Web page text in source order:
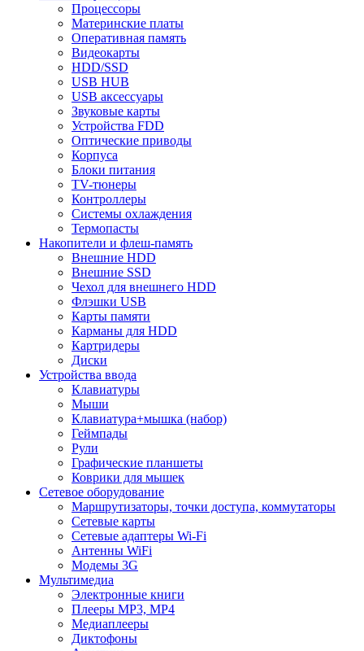
Процессоры
Материнские платы
Оперативная память
Видеокарты
HDD/SSD
USB HUB
USB аксессуары
Звуковые карты
Устройства FDD
Оптические приводы
Корпуса
Блоки питания
TV-тюнеры
Контроллеры
Системы охлаждения
Термопасты
Накопители и флеш-память
Внешние HDD
Внешние SSD
Чехол для внешнего HDD
Флэшки USB
Карты памяти
Карманы для HDD
Картридеры
Диски
Устройства ввода
Клавиатуры
Мыши
Клавиатура+мышка (набор)
Геймпады
Рули
Графические планшеты
Коврики для мышек
Сетевое оборудование
Маршрутизаторы, точки доступа, коммутаторы
Сетевые карты
Сетевые адаптеры Wi-Fi
Антенны WiFi
Модемы 3G
Мультимедиа
Электронные книги
Плееры MP3, MP4
Медиаплееры
Диктофоны